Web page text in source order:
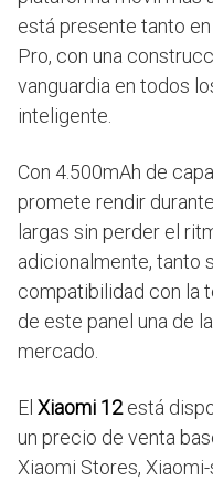
está presente tanto
Pro, con una
vanguardia en todos
inteligente.
Con 4.500mAh de
promete rendir
largas sin perder el
adicionalmente, tanto
compatibilidad con la
de este panel una de
mercado.
El Xiaomi 12está
un precio de venta
Xiaomi Stores,